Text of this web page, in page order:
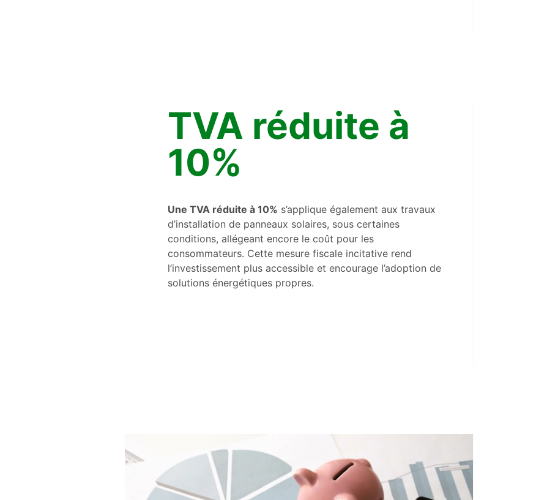
TVA réduite à
10%
Une TVA réduite à 10% s’applique également aux travaux
d’installation de panneaux solaires, sous certaines
conditions, allégeant encore le coût pour les
consommateurs. Cette mesure fiscale incitative rend
l’investissement plus accessible et encourage l’adoption de
solutions énergétiques propres.